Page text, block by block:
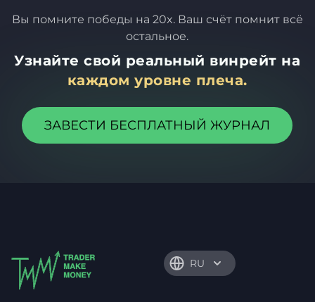
Вы помните победы на 20x. Ваш счёт помнит всё
остальное.
Узнайте свой реальный винрейт на
каждом уровне плеча.
ЗАВЕСТИ БЕСПЛАТНЫЙ ЖУРНАЛ
RU